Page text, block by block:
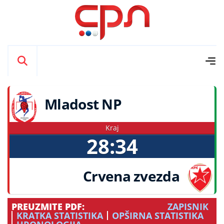
Mladost NP
Kraj
28:34
Crvena zvezda
PREUZMITE PDF: ZAPISNIK
KRATKA STATISTIKA OPŠIRNA STATISTIKA